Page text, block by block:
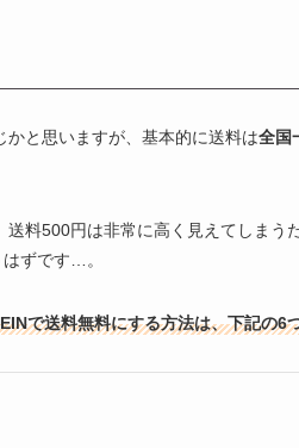
と思いますが、基本的に送料は全国
料500円は非常に高く見えてしまう
ずです…。
で送料無料にする方法は、下記の6